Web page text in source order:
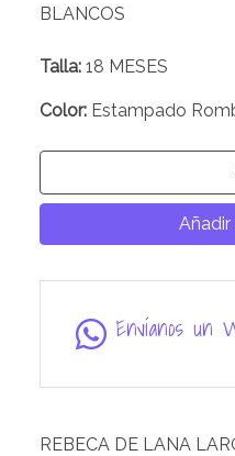
BLANCOS
Talla: 18 MESES
Color: Estampado
Envíanos un
REBECA DE LANA